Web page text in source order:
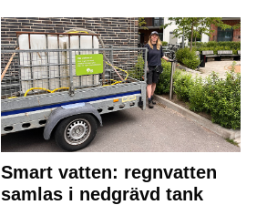
Smart vatten: regnvatten
samlas i nedgrävd tank